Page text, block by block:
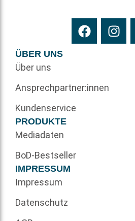
ÜBER UNS
Über uns
Ansprechpartner:innen
Kundenservice
PRODUKTE
Mediadaten
BoD-Bestseller
IMPRESSUM
Impressum
Datenschutz